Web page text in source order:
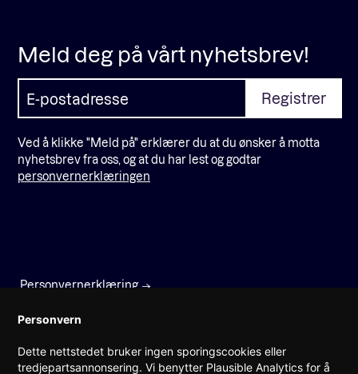
Prinsens gate 22
Meld deg på vårt nyhetsbrev!
Ved å klikke "Meld på" erklærer du at du ønsker å motta
nyhetsbrev fra oss, og at du har lest og godtar
personvernerklæringen
Personvernerklæring
Personvern
Dette nettstedet bruker ingen sporingscookies eller
tredjepartsannonsering. Vi benytter Plausible Analytics for å